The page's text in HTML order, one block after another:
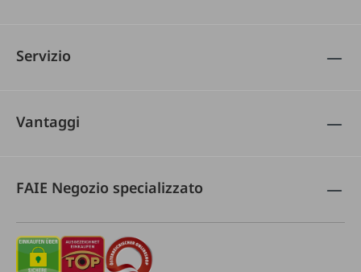
Servizio
Vantaggi
FAIE Negozio specializzato